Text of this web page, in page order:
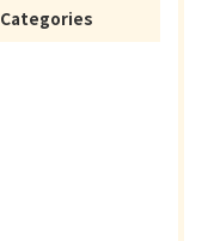
Categories